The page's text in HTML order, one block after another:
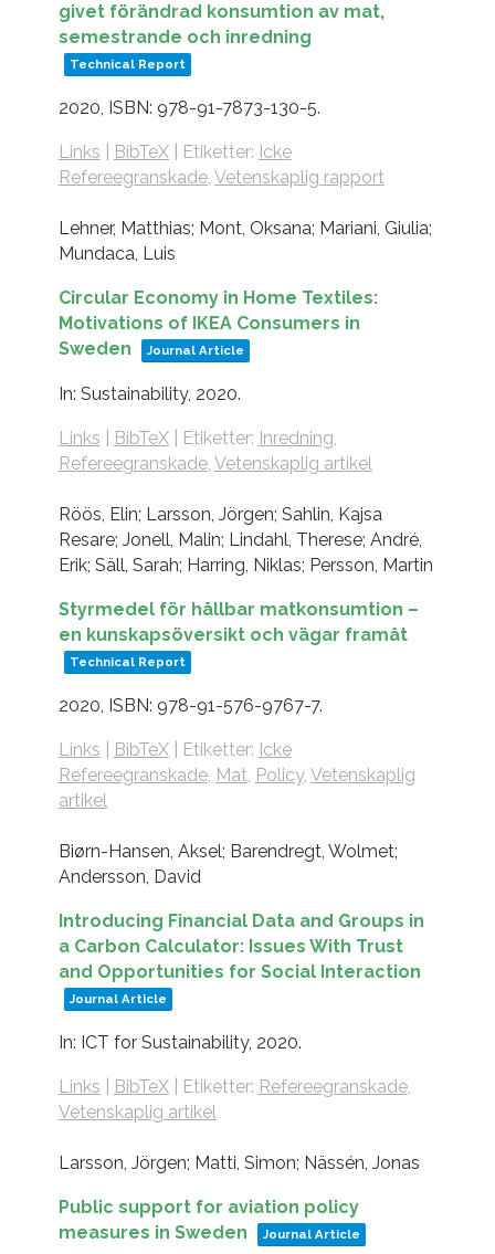
givet förändrad konsumtion av mat,
semestrande och inredning
Technical Report
2020, ISBN: 978-91-7873-130-5.
Links BibTeX| Etiketter: Icke
Refereegranskade, Vetenskaplig rapport
Lehner, Matthias; Mont, Oksana; Mariani, Giulia;
Mundaca, Luis
Circular Economy in Home Textiles:
Motivations of IKEA Consumers in
Sweden
Journal Article
In: Sustainability, 2020.
Links BibTeX| Etiketter: Inredning,
Refereegranskade, Vetenskaplig artikel
Röös, Elin; Larsson, Jörgen; Sahlin, Kajsa
Resare; Jonell, Malin; Lindahl, Therese; André,
Erik; Säll, Sarah; Harring, Niklas; Persson, Martin
Styrmedel för hållbar matkonsumtion –
en kunskapsöversikt och vägar framåt
Technical Report
2020, ISBN: 978-91-576-9767-7.
Links BibTeX| Etiketter: Icke
Refereegranskade, Mat, Policy, Vetenskaplig
artikel
Biørn-Hansen, Aksel; Barendregt, Wolmet;
Andersson, David
Introducing Financial Data and Groups in
a Carbon Calculator: Issues With Trust
and Opportunities for Social Interaction
Journal Article
In: ICT for Sustainability, 2020.
Links BibTeX| Etiketter: Refereegranskade,
Vetenskaplig artikel
Larsson, Jörgen; Matti, Simon; Nässén, Jonas
Public support for aviation policy
measures in Sweden
Journal Article